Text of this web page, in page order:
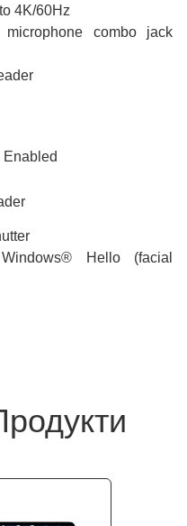
4K/60Hz
combo jack
Enabled
Hello (facial